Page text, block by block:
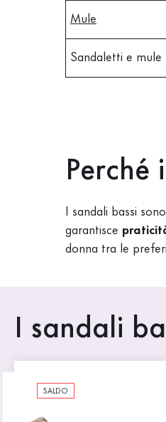
Mule
Sandaletti e mule
I sandali bassi
garantisce
donna tra le
I sandali
SALDO